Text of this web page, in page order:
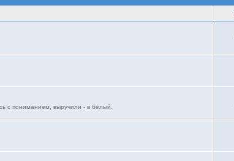
с пониманием, выручили - в белый.